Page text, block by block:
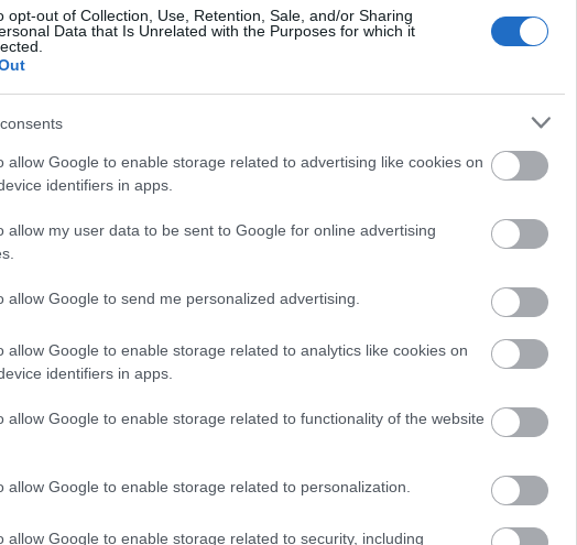
opt-out of Collection, Use, Retention, Sale, and/or Sharing
Data that Is Unrelated with the Purposes for which it
allow Google to enable storage related to advertising like cookies on
identifiers in apps.
allow my user data to be sent to Google for online advertising
allow Google to send me personalized advertising.
allow Google to enable storage related to analytics like cookies on
identifiers in apps.
allow Google to enable storage related to functionality of the website
allow Google to enable storage related to personalization.
allow Google to enable storage related to security, including
egyszerűségű dance-nek álcázott fejlődésnarratíva, ami felett
Szinte látom magam előtt a forró budapesti nyárestéket,
a divatmagazinok lapjairól és parfümreklámokból a
miközben azt kívánom, bárcsak Facetune AI-retust
blur filtert az egész autentikus, ám csoffadt külsőmre.
ez a lemez kínál, ha máshol nem, akkor forró budapesti